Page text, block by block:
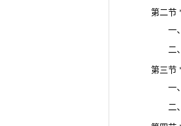
第二节
一、市
二、市
第三节
一、市
二、市